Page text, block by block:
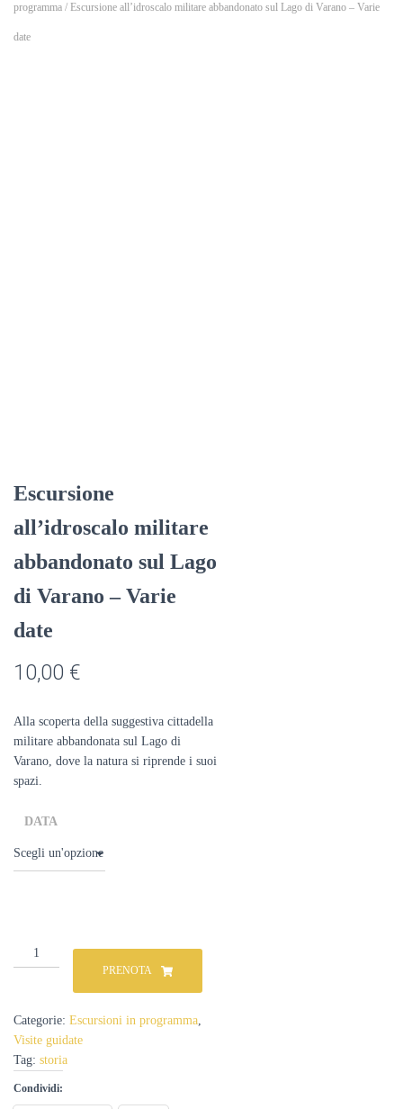
programma / Escursione all’idroscalo militare abbandonato sul Lago di Varano – Varie
date
Escursione
all’idroscalo militare
abbandonato sul Lago
di Varano – Varie
date
10,00 €
Alla scoperta della suggestiva cittadella
militare abbandonata sul Lago di
Varano, dove la natura si riprende i suoi
spazi.
DATA
Escursione
all’idroscalo
sul
Lago
Varano
-
Varie
PRENOTA
Categorie: Escursioni in programma,
Visite guidate
Tag: storia
Condividi: